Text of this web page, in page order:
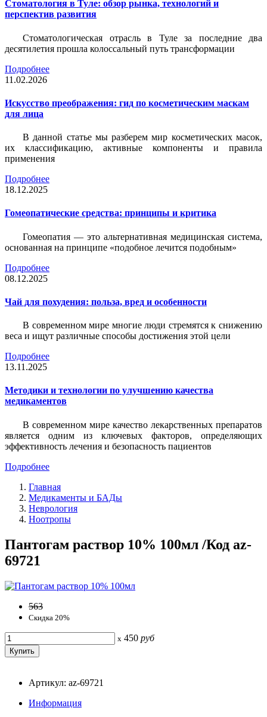
Стоматология в Туле: обзор рынка, технологий и
перспектив развития
Стоматологическая отрасль в Туле за последние два
десятилетия прошла колоссальный путь трансформации
Подробнее
11.02.2026
Искусство преображения: гид по косметическим маскам
для лица
В данной статье мы разберем мир косметических масок,
их классификацию, активные компоненты и правила
применения
Подробнее
18.12.2025
Гомеопатические средства: принципы и критика
Гомеопатия — это альтернативная медицинская система,
основанная на принципе «подобное лечится подобным»
Подробнее
08.12.2025
Чай для похудения: польза, вред и особенности
В современном мире многие люди стремятся к снижению
веса и ищут различные способы достижения этой цели
Подробнее
13.11.2025
Методики и технологии по улучшению качества
медикаментов
В современном мире качество лекарственных препаратов
является одним из ключевых факторов, определяющих
эффективность лечения и безопасность пациентов
Подробнее
Главная
Медикаменты и БАДы
Неврология
Ноотропы
Пантогам раствор 10% 100мл /Код az-
69721
563
Скидка 20%
x 450 руб
Артикул: az-69721
Информация